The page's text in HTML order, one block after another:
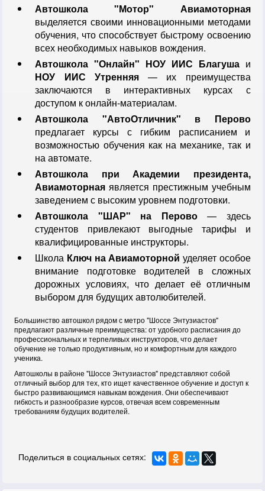
Автошкола "Мотор" Авиамоторная
выделяется своими инновационными методами
обучения, что способствует быстрому освоению
всех необходимых навыков вождения.
Автошкола "Онлайн" НОУ ИИС Благушаи
НОУ ИИС Утренняя— их преимущества
заключаются в интерактивных курсах с
доступом к онлайн-материалам.
Автошкола "АвтоОтличник" в Перово
предлагает курсы с гибким расписанием и
возможностью обучения как на механике, так и
на автомате.
Автошкола при Академии президента,
Авиамоторная является престижным учебным
заведением с высоким уровнем подготовки.
Автошкола "ШАР" на Перово— здесь
студентов привлекают выгодные тарифы и
квалифицированные инструкторы.
Школа Ключ на Авиамоторной уделяет особое
внимание подготовке водителей в сложных
дорожных условиях, что делает её отличным
выбором для будущих автолюбителей.
Большинство автошкол рядом с метро "Шоссе Энтузиастов"
предлагают различные преимущества: от удобного расписания до
профессиональных и терпеливых инструкторов, что делает
обучение не только продуктивным, но и комфортным для каждого
ученика.
Автошколы в районе "Шоссе Энтузиастов" представляют собой
отличный выбор для тех, кто ищет качественное обучение и доступ к
быстро развивающимся навыкам вождения. Они обеспечивают
гибкость и разнообразие курсов, отвечая всем современным
требованиям будущих водителей.
Поделиться в социальных сетях: